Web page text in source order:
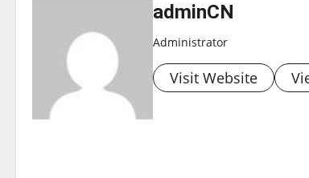
adminCN
Administrator
Visit Website